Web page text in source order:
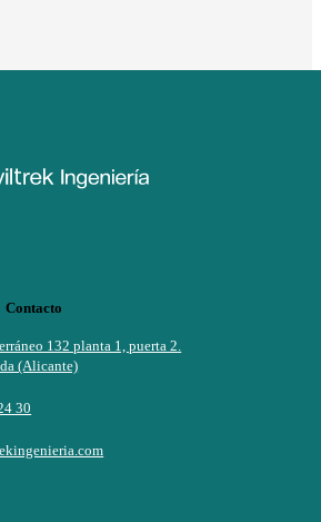
Contacto
132 planta 1, puerta 2.
(Alicante)
30